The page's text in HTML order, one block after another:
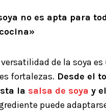
no es apta para
versatilidad de la soya es
fortalezas. Desde el
la salsa de soya y el
puede